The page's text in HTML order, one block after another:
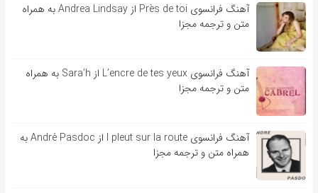
آهنگ فرانسوی Près de toi از Andrea Lindsay به همراه
متن و ترجمه مجزا
آهنگ فرانسوی L’encre de tes yeux از Sara’h به همراه
متن و ترجمه مجزا
آهنگ فرانسوی l pleut sur la route از André Pasdoc به
همراه متن و ترجمه مجزا